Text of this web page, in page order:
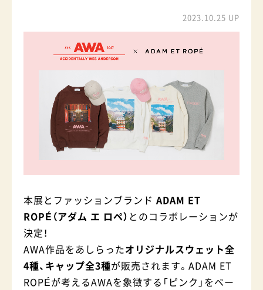
2023.10.25 UP
本展とファッションブランド ADAM ET
ROPÉ（アダム エ ロペ） とのコラボレーションが
決定！
AWA作品をあしらったオリジナルスウェット全
4種、キャップ全3種が販売されます。ADAM ET
ROPÉが考えるAWAを象徴する「ピンク」をベー